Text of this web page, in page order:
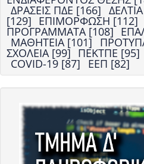
ΔΡΑΣΕΙΣ ΠΔΕ [166]
[129] ΕΠΙΜΟΡΦΩΣΗ [112]
ΠΡΟΓΡΑΜΜΑΤΑ [108]
ΜΑΘΗΤΕΙΑ [101]
ΣΧΟΛΕΙΑ [99] ΠΕΚΤΠΕ [95]
COVID-19 [87] ΕΕΠ [82]